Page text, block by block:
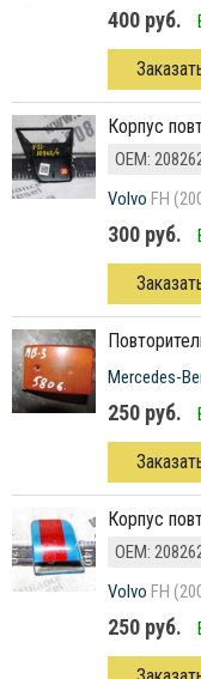
400 руб.
корпус
ОЕМ:
Volvo FH
300 руб.
Mercedes-
250 руб.
корпус
ОЕМ:
Volvo FH
250 руб.